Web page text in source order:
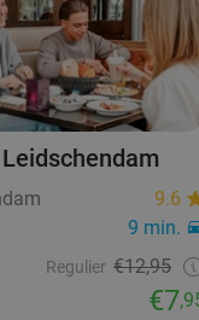
9.6
9 min.
Regulier €12,95
€7